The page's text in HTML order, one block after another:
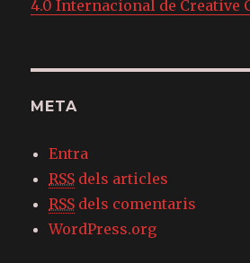
4.0 Internacional de Creative
META
Entra
RSS dels articles
RSS dels comentaris
WordPress.org